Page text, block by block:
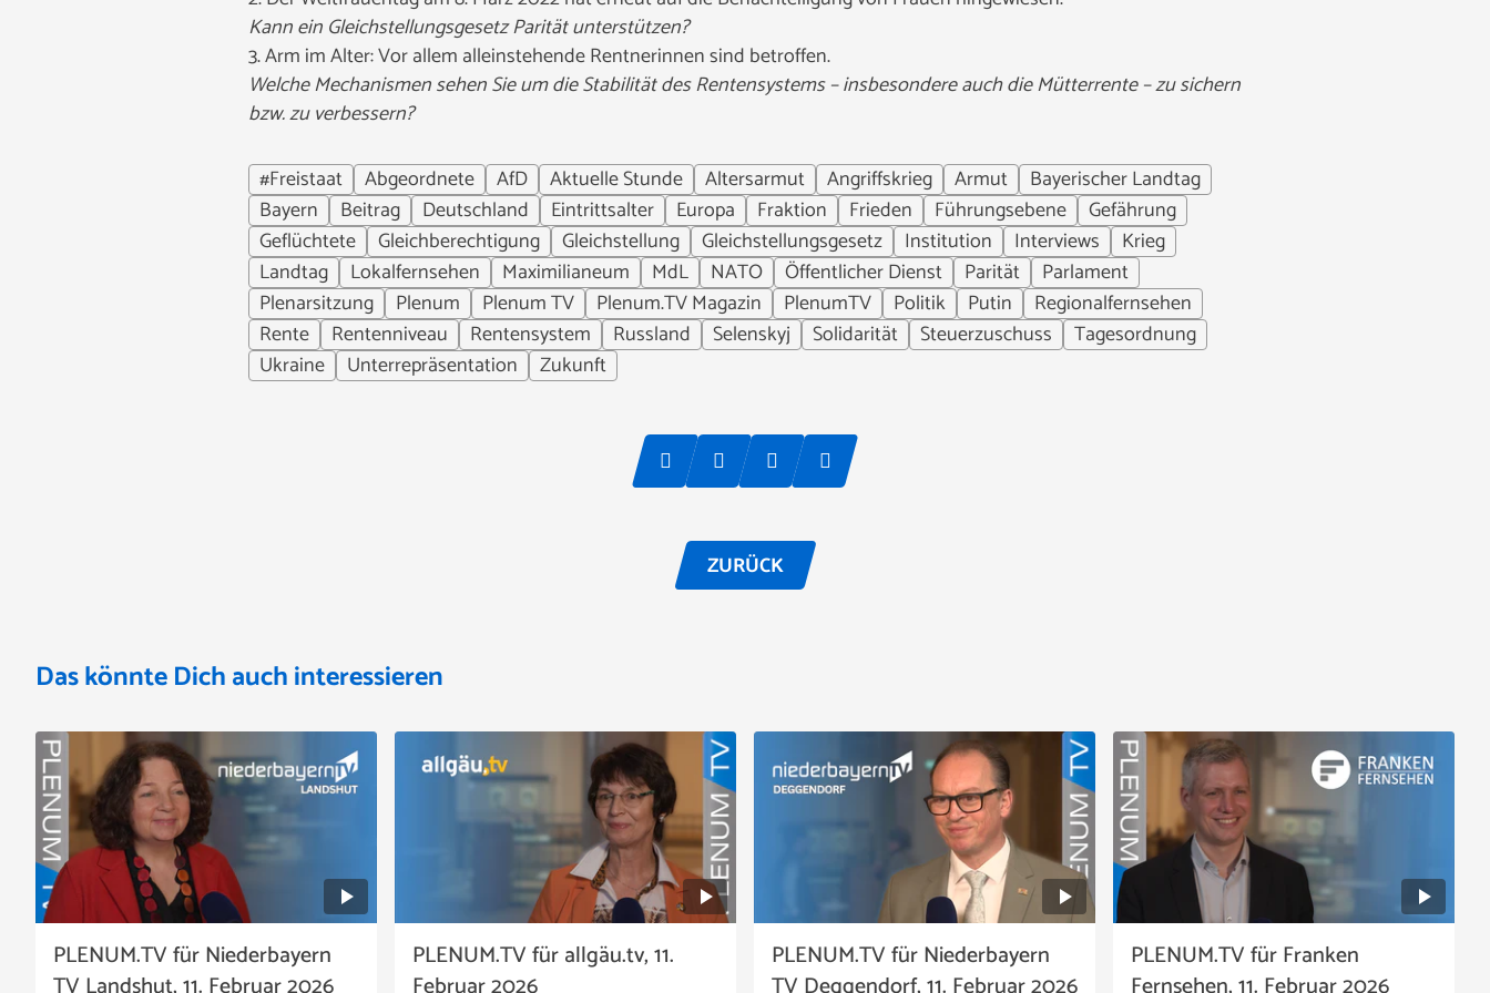
Kann ein GleichstellungsgesetzParität unterstützen?
3.Arm im Alter: Vor allem alleinstehendeRentnerinnen sind betroffen.
Welche Mechanismen sehen Sie um die Stabilität des Rentensystems – insbesondere auch die Mütterrente – zu sichern
bzw. zu verbessern?
#Freistaat
Abgeordnete AfD Aktuelle Stunde Altersarmut Angriffskrieg Armut
Bayerischer Landtag
Bayern
Beitrag Deutschland Eintrittsalter Europa Fraktion Frieden Führungsebene
Gefährung
Geflüchtete
Gleichberechtigung Gleichstellung Gleichstellungsgesetz Institution Interviews
Krieg
Landtag
Lokalfernsehen Maximilianeum MdL NATO Öffentlicher Dienst Parität
Parlament
Plenarsitzung
Plenum Plenum TV Plenum.TV Magazin PlenumTV Politik Putin
Regionalfernsehen
Rente
Rentenniveau Rentensystem Russland Selenskyj Solidarität Steuerzuschuss
Tagesordnung
Ukraine
Unterrepräsentation Zukunft
ZURÜCK
Das könnte Dich auch interessieren
PLENUM.TV für Niederbayern
PLENUM.TV für allgäu.tv, 11.
PLENUM.TV für Niederbayern
PLENUM.TV für Franken